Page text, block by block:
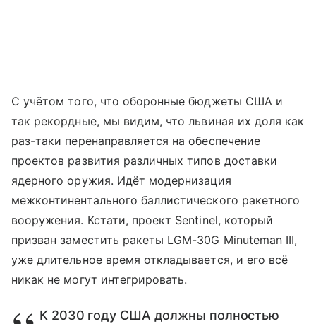
С учётом того, что оборонные бюджеты США и
так рекордные, мы видим, что львиная их доля как
раз-таки перенаправляется на обеспечение
проектов развития различных типов доставки
ядерного оружия. Идёт модернизация
межконтинентального баллистического ракетного
вооружения. Кстати, проект Sentinel, который
призван заместить ракеты LGM-30G Minuteman III,
уже длительное время откладывается, и его всё
никак не могут интегрировать.
К 2030 году США должны полностью